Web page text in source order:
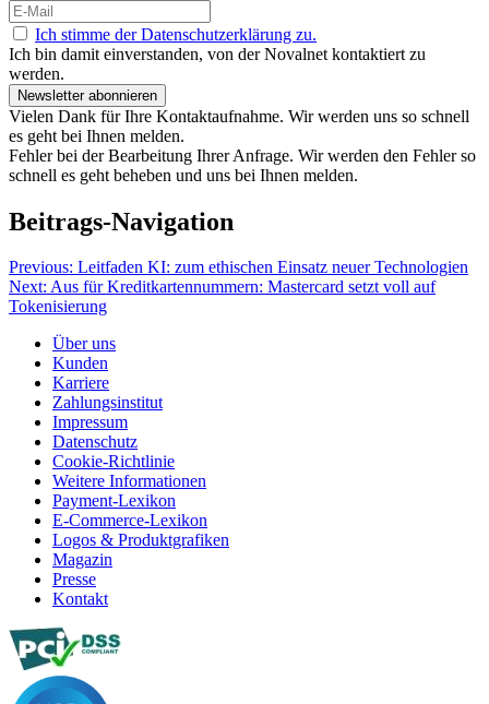
Ich stimme der Datenschutzerklärung zu.
Ich bin damit einverstanden, von der Novalnet kontaktiert zu
werden.
Newsletter abonnieren
Vielen Dank für Ihre Kontaktaufnahme. Wir werden uns so schnell
es geht bei Ihnen melden.
Fehler bei der Bearbeitung Ihrer Anfrage. Wir werden den Fehler so
schnell es geht beheben und uns bei Ihnen melden.
Beitrags-Navigation
Previous: Leitfaden KI: zum ethischen Einsatz neuer Technologien
Next: Aus für Kreditkartennummern: Mastercard setzt voll auf
Tokenisierung
Über uns
Kunden
Karriere
Zahlungsinstitut
Impressum
Datenschutz
Cookie-Richtlinie
Weitere Informationen
Payment-Lexikon
E-Commerce-Lexikon
Logos & Produktgrafiken
Magazin
Presse
Kontakt